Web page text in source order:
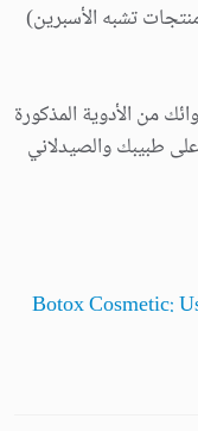
تشبه الأسبرين)
من الأدوية المذكورة
طبيبك والصيدلاني
Botox Cosmetic: